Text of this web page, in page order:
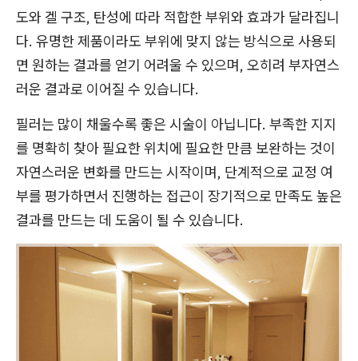
도와 겔 구조, 탄성에 따라 적합한 부위와 효과가 달라집니
다. 유명한 제품이라도 부위에 맞지 않는 방식으로 사용되
면 원하는 결과를 얻기 어려울 수 있으며, 오히려 부자연스
러운 결과로 이어질 수 있습니다.
필러는 많이 채울수록 좋은 시술이 아닙니다. 부족한 지지
를 명확히 찾아 필요한 위치에 필요한 만큼 보완하는 것이
자연스러운 변화를 만드는 시작이며, 단계적으로 교정 여
부를 평가하면서 진행하는 접근이 장기적으로 만족도 높은
결과를 만드는 데 도움이 될 수 있습니다.